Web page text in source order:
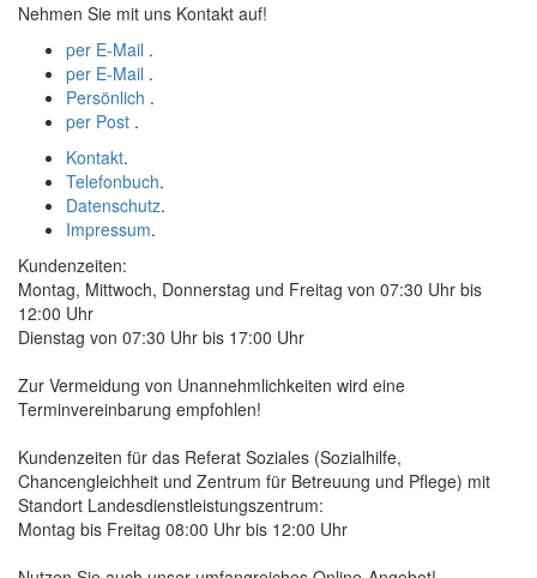
Nehmen Sie mit uns Kontakt auf!
per E-Mail .
per E-Mail .
Persönlich .
per Post .
Kontakt.
Telefonbuch.
Datenschutz.
Impressum.
Kundenzeiten:
Montag, Mittwoch, Donnerstag und Freitag von 07:30 Uhr bis
12:00 Uhr
Dienstag von 07:30 Uhr bis 17:00 Uhr
Zur Vermeidung von Unannehmlichkeiten wird eine
Terminvereinbarung empfohlen!
Kundenzeiten für das Referat Soziales (Sozialhilfe,
Chancengleichheit und Zentrum für Betreuung und Pflege) mit
Standort Landesdienstleistungszentrum:
Montag bis Freitag 08:00 Uhr bis 12:00 Uhr